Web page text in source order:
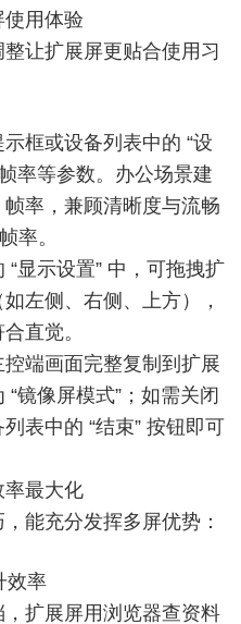
使用体验
让扩展屏更贴合使用习
框或设备列表中的 “设
率等参数。办公场景建
率，兼顾清晰度与流畅
率。
显示设置” 中，可拖拽扩
左侧、右侧、上方），
直觉。
端画面完整复制到扩展
镜像屏模式”；如需关闭
表中的 “结束” 按钮即可
率最大化
能充分发挥多屏优势：
效率
扩展屏用浏览器查资料